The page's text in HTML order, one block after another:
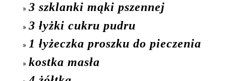
3 szklanki mąki pszennej
3 łyżki cukru pudru
1 łyżeczka proszku do pieczenia
kostka masła